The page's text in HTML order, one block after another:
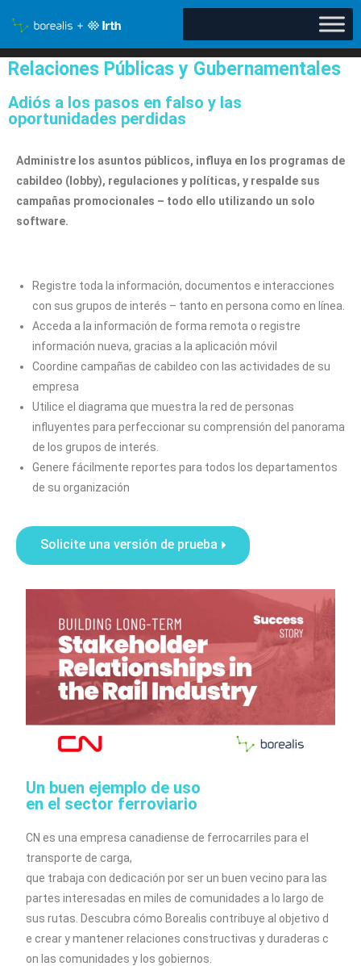
Relaciones Públicas y Gubernamentales
Adiós a los pasos en falso y las
oportunidades perdidas
Administre los asuntos públicos, influya en los programas de
cabildeo (lobby), regulaciones y políticas, y respalde sus
campañas promocionales – todo ello utilizando un solo
software.
Registre toda la información, documentos e interacciones
con sus grupos de interés – tanto en persona como en línea.
Acceda a la información de forma remota o registre
información nueva, gracias a la aplicación móvil
Coordine campañas de cabildeo con las actividades de su
empresa
Utilice el diagrama que muestra la red de personas
influyentes para perfeccionar su comprensión del panorama
de los grupos de interés.
Genere fácilmente reportes para todos los departamentos
de su organización
Solicite una versión de prueba
Un buen ejemplo de uso
en el sector ferroviario
CN es una empresa canadiense de ferrocarriles para el
transporte de carga,
que trabaja con dedicación por ser un buen vecino para las
partes interesadas en miles de comunidades a lo largo de
sus rutas. Descubra cómo Borealis contribuye al objetivo d
e crear y mantener relaciones constructivas y duraderas c
on las comunidades y los gobiernos.